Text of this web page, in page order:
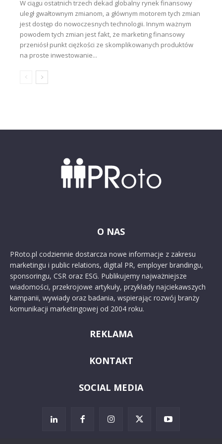
W ciągu ostatnich trzech dekad globalny rynek finansowy
uległ gwałtownym zmianom, a głównym motorem tych zmian
jest dostęp do nowoczesnych technologii. Innym ważnym
powodem tych zmian jest fakt, że marketing finansowy
przeniósł punkt ciężkości ze skomplikowanych produktów
na proste inwestowanie...
O NAS
PRoto.pl codziennie dostarcza nowe informacje z zakresu
marketingu i public relations, digital PR, employer brandingu,
sponsoringu, CSR oraz ESG. Publikujemy najważniejsze
wiadomości, przekrojowe artykuły, przykłady najciekawszych
kampanii, wywiady oraz badania, wspierając rozwój branży
komunikacji marketingowej od 2004 roku.
REKLAMA
KONTAKT
SOCIAL MEDIA